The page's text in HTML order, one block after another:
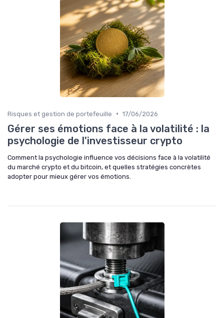
Risques et gestion de portefeuille • 17/06/2026
Gérer ses émotions face à la volatilité : la
psychologie de l'investisseur crypto
Comment la psychologie influence vos décisions face à la volatilité
du marché crypto et du bitcoin, et quelles stratégies concrètes
adopter pour mieux gérer vos émotions.